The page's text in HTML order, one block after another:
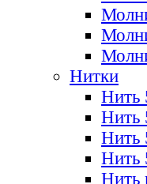
Нитки
Нить
Нить
Нить
Нить
Нить